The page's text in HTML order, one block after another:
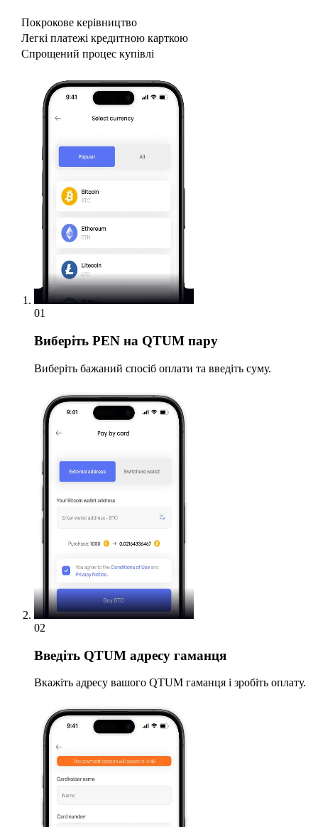
Покрокове керівництво
Легкі платежі кредитною карткою
Спрощений процес купівлі
01
Виберіть PEN на QTUM пару
Виберіть бажаний спосіб оплати та введіть суму.
02
Введіть QTUM адресу гаманця
Вкажіть адресу вашого QTUM гаманця і зробіть оплату.